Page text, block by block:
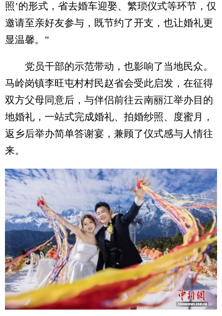
照’的形式，省去婚车迎娶、繁琐仪式等环节，仅
邀请至亲好友参与，既节约了开支，也让婚礼更
显温馨。”
党员干部的示范带动，也影响了当地民众。
马岭岗镇李旺屯村村民赵省会受此启发，在征得
双方父母同意后，与伴侣前往云南丽江举办目的
地婚礼，一站式完成婚礼、拍婚纱照、度蜜月，
返乡后举办简单答谢宴，兼顾了仪式感与人情往
来。